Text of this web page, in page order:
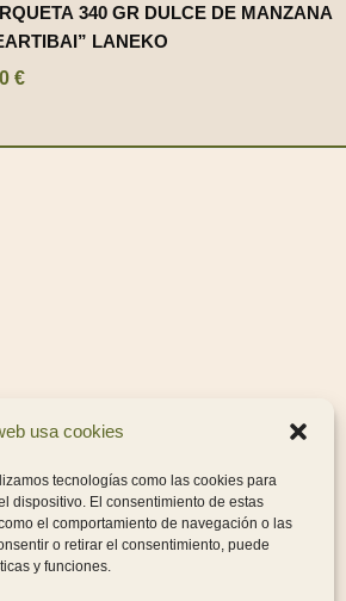
usa cookies
tecnologías como las cookies para
dispositivo. El consentimiento de estas
el comportamiento de navegación o las
o retirar el consentimiento, puede
y funciones.
340 GR DULCE DE MANZANA
LANEKO
€